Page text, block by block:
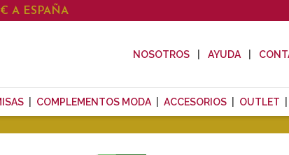
A ESPAÑA
NOSOTROS AYUDA
COMPLEMENTOS MODA ACCESORIOS OUTLET